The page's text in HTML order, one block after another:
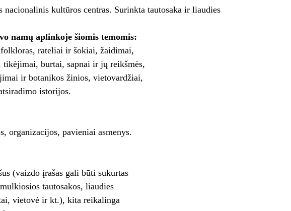
kultūros centras. Surinkta tautosaka ir liaudies
namų aplinkoje šiomis temomis:
rateliai ir šokiai, žaidimai,
burtai, sapnai ir jų reikšmės,
ir botanikos žinios, vietovardžiai,
istorijos.
organizacijos, pavieniai asmenys.
(vaizdo įrašas gali būti sukurtas
tautosakos, liaudies
vietovė ir kt.), kita reikalinga